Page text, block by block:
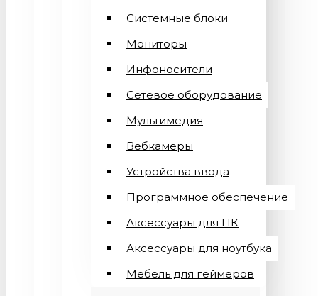
Системные блоки
Мониторы
Инфоносители
Сетевое оборудование
Мультимедия
Вебкамеры
Устройства ввода
Программное обеспечение
Аксессуары для ПК
Аксессуары для ноутбука
Мебель для геймеров